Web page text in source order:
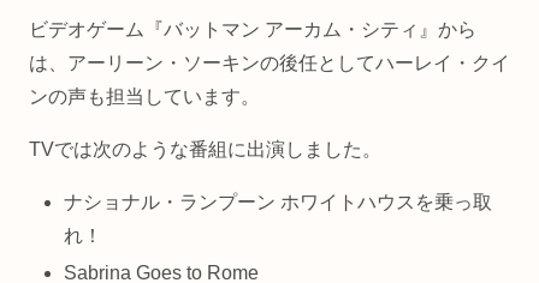
ビデオゲーム『バットマン アーカム・シティ』から
は、アーリーン・ソーキンの後任としてハーレイ・クイ
ンの声も担当しています。
TVでは次のような番組に出演しました。
ナショナル・ランプーン ホワイトハウスを乗っ取
れ！
Sabrina Goes to Rome